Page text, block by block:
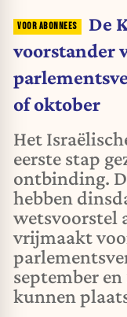
De
voorstander
of oktober
Het
eerste stap
ontbinding.
hebben
wetsvoorstel
vrijmaakt
september
kunnen